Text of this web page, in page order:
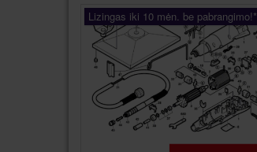
Lizingas iki 10 mėn. be pabrangimo!*